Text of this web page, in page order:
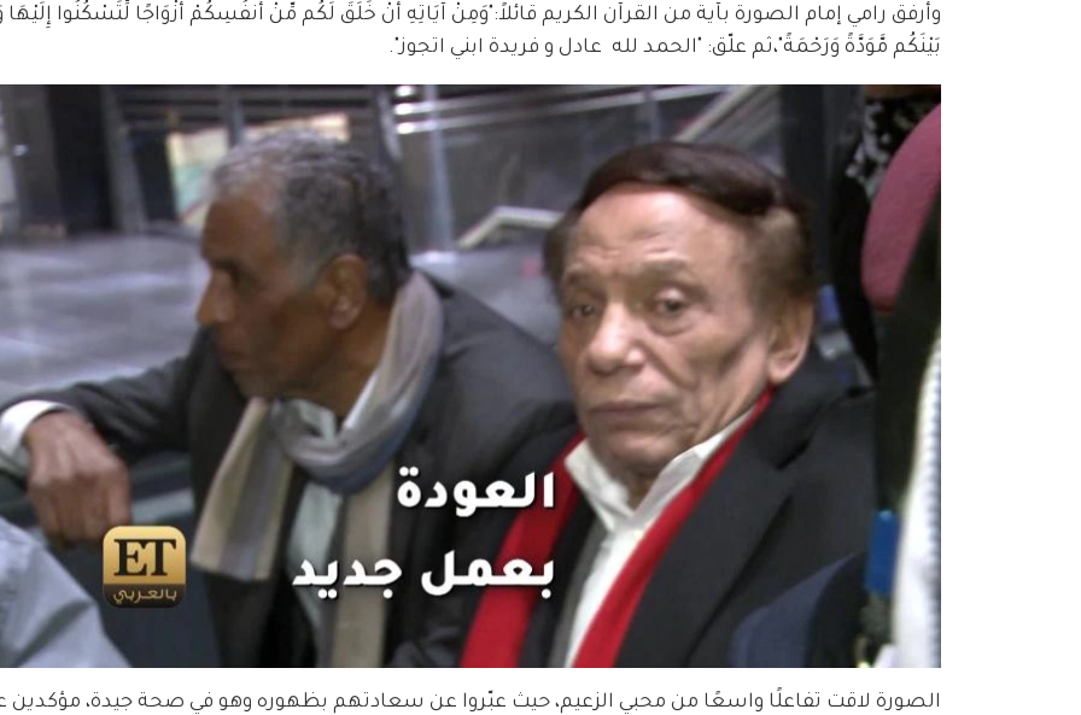
وأرفق رامي إمام الصورة بآية من القرآن الكريم قائلاً:"وَمِنْ آيَاتِهِ أَنْ خَلَقَ لَكُم مِّنْ أَنفُسِكُمْ أَزْوَاجًا لِّتَسْكُنُوا
بَيْنَكُم مَّوَدَّةً وَرَحْمَةً"،ثم علّق: "الحمد لله  عادل و فريدة ابني اتجوز".
الصورة لاقت تفاعلًا واسعًا من محبي الزعيم، حيث عبّروا عن سعادتهم بظهوره وهو في صحة جيدة، مؤكدين